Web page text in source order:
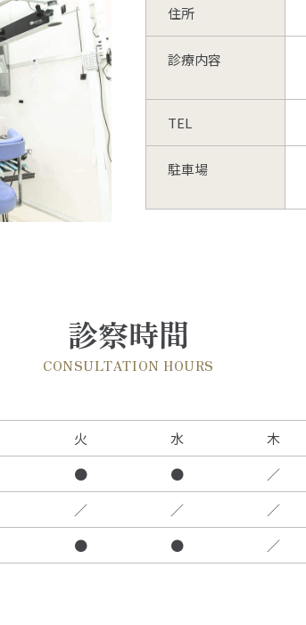
住所
診療内容
TEL
駐車場
診察時間
CONSULTATION HOURS
火 水 木
● ● ／
／ ／ ／
● ● ／